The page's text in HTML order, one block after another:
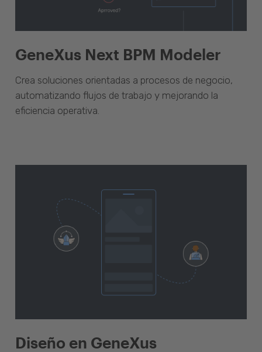
GeneXus Next BPM Modeler
Crea soluciones orientadas a procesos de negocio,
automatizando flujos de trabajo y mejorando la
eficiencia operativa.
Diseño en GeneXus